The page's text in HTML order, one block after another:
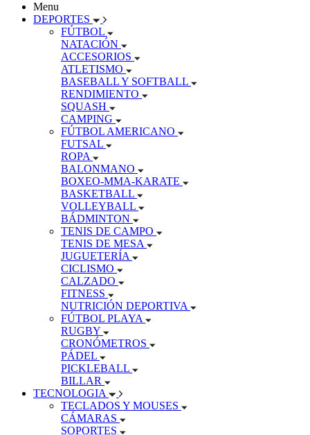
Menu
DEPORTES
FÚTBOL
NATACIÓN
ACCESORIOS
ATLETISMO
BASEBALL Y SOFTBALL
RENDIMIENTO
SQUASH
CAMPING
FÚTBOL AMERICANO
FUTSAL
ROPA
BALONMANO
BOXEO-MMA-KARATE
BASKETBALL
VOLLEYBALL
BÁDMINTON
TENIS DE CAMPO
TENIS DE MESA
JUGUETERÍA
CICLISMO
CALZADO
FITNESS
NUTRICIÓN DEPORTIVA
FÚTBOL PLAYA
RUGBY
CRONÓMETROS
PÁDEL
PICKLEBALL
BILLAR
TECNOLOGIA
TECLADOS Y MOUSES
CÁMARAS
SOPORTES